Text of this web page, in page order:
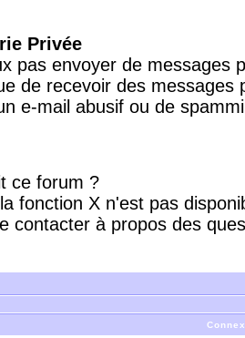
Privée
pas envoyer de messages
de recevoir des messages
e-mail abusif ou de
ce forum ?
fonction X n'est pas
contacter à propos des